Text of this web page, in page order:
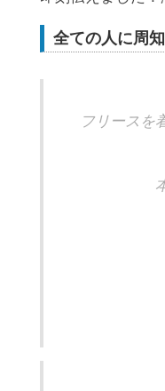
全ての人に周
フリースを